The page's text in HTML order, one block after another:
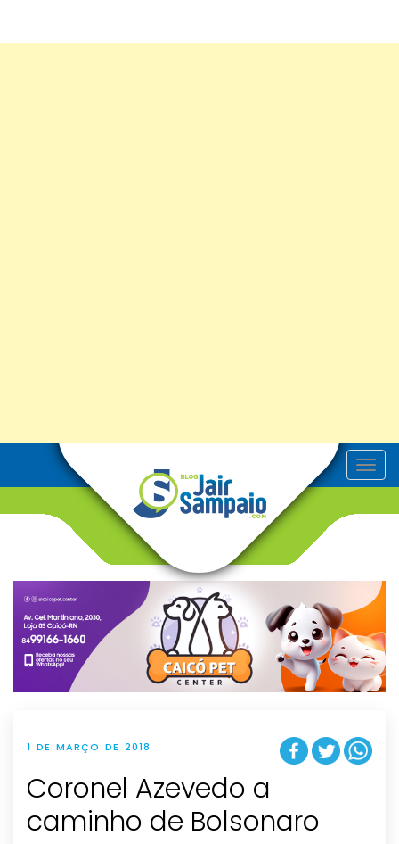
T
o
v
g
t
i
o
n
1 DE MARÇO DE 2018
Coronel Azevedo a
caminho de Bolsonaro